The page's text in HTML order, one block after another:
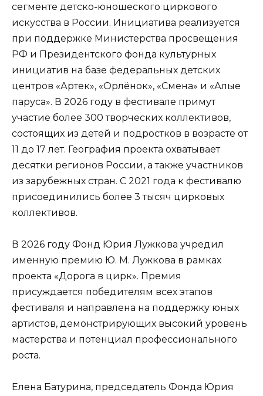
сегменте детско-юношеского циркового
искусства в России. Инициатива реализуется
при поддержке Министерства просвещения
РФ и Президентского фонда культурных
инициатив на базе федеральных детских
центров «Артек», «Орлёнок», «Смена» и «Алые
паруса». В 2026 году в фестивале примут
участие более 300 творческих коллективов,
состоящих из детей и подростков в возрасте от
11 до 17 лет. География проекта охватывает
десятки регионов России, а также участников
из зарубежных стран. С 2021 года к фестивалю
присоединились более 3 тысяч цирковых
коллективов.
В 2026 году Фонд Юрия Лужкова учредил
именную премию Ю. М. Лужкова в рамках
проекта «Дорога в цирк». Премия
присуждается победителям всех этапов
фестиваля и направлена на поддержку юных
артистов, демонстрирующих высокий уровень
мастерства и потенциал профессионального
роста.
Елена Батурина, председатель Фонда Юрия